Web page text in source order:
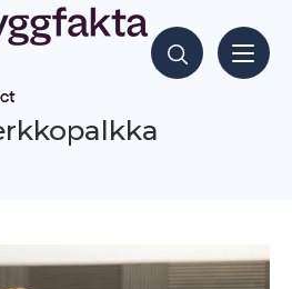
Hae sisältöjä